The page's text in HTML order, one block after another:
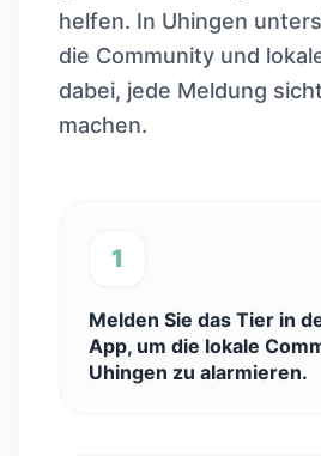
helfen. In Uhingen
die Community und
dabei, jede Meldung
machen.
1
Melden Sie das Tier in
App, um die lokale
Uhingen zu alarmieren.